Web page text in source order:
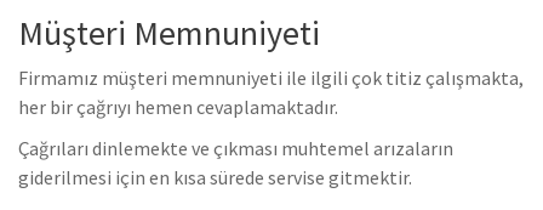
Müşteri Memnuniyeti
Firmamız müşteri memnuniyeti ile ilgili çok titiz çalışmakta,
her bir çağrıyı hemen cevaplamaktadır.
Çağrıları dinlemekte ve çıkması muhtemel arızaların
giderilmesi için en kısa sürede servise gitmektir.